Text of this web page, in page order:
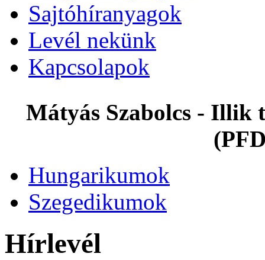
Sajtóhíranyagok
Levél nekünk
Kapcsolapok
Mátyás Szabolcs - Illik
Hungarikumok
Szegedikumok
Hírlevél